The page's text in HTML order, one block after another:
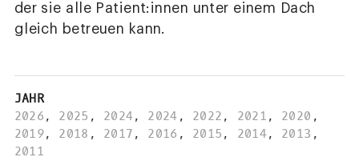
der sie alle Patient:innen unter einem Dach
gleich betreuen kann.
JAHR
2026 , 2025 , 2024, 2024 , 2022 , 2021 , 2020 ,
2019, 2018 , 2017 , 2016 , 2015 , 2014, 2013 ,
2011